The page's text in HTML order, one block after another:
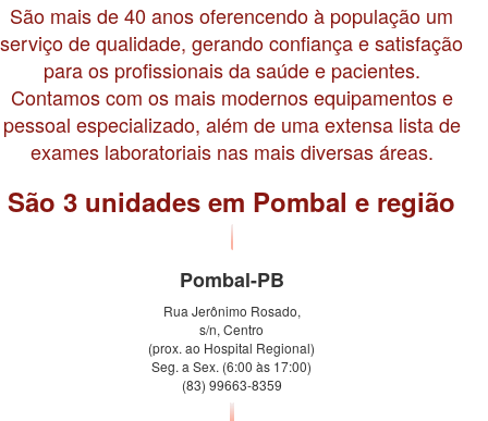
São mais de 40 anos oferencendo à população um
serviço de qualidade, gerando confiança e satisfação
para os profissionais da saúde e pacientes.
Contamos com os mais modernos equipamentos e
pessoal especializado, além de uma extensa lista de
exames laboratoriais nas mais diversas áreas.
São 3 unidades em Pombal e região
Pombal-PB
Rua Jerônimo Rosado,
s/n, Centro
(prox. ao Hospital Regional)
Seg. a Sex. (6:00 às 17:00)
(83) 99663-8359